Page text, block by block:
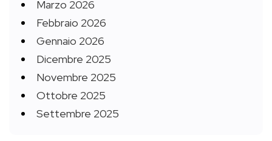
Marzo 2026
Febbraio 2026
Gennaio 2026
Dicembre 2025
Novembre 2025
Ottobre 2025
Settembre 2025